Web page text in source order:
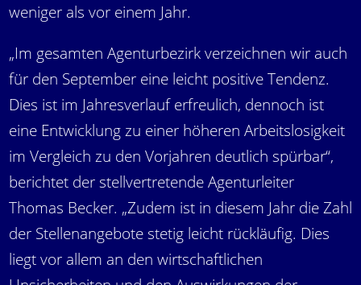
weniger als vor einem Jahr.
„Im gesamten Agenturbezirk verzeichnen wir auch
für den September eine leicht positive Tendenz.
Dies ist im Jahresverlauf erfreulich, dennoch ist
eine Entwicklung zu einer höheren Arbeitslosigkeit
im Vergleich zu den Vorjahren deutlich spürbar“,
berichtet der stellvertretende Agenturleiter
Thomas Becker. „Zudem ist in diesem Jahr die Zahl
der Stellenangebote stetig leicht rückläufig. Dies
liegt vor allem an den wirtschaftlichen